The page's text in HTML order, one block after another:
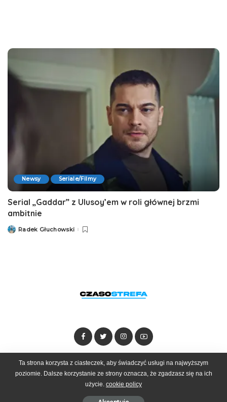
Newsy Seriale/Filmy
Serial „Gaddar” z Ulusoy’em w roli głównej brzmi
ambitnie
PostedRadek Głuchowski
Dołącz do zespołu Kontakt Reklama
Ta strona korzysta z ciasteczek, aby świadczyć usługi na najwyższym
poziomie. Dalsze korzystanie ze strony oznacza, że zgadzasz się na ich
użycie. cookie policy